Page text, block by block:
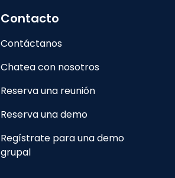
Contacto
Contáctanos
Chatea con nosotros
Reserva una reunión
Reserva una demo
Regístrate para una demo
grupal